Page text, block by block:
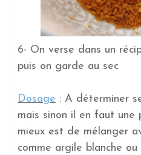
6- On verse dans un
puis on garde au sec
Dosage : A déterminer
mais sinon il en faut
mieux est de mélanger
comme argile blanche